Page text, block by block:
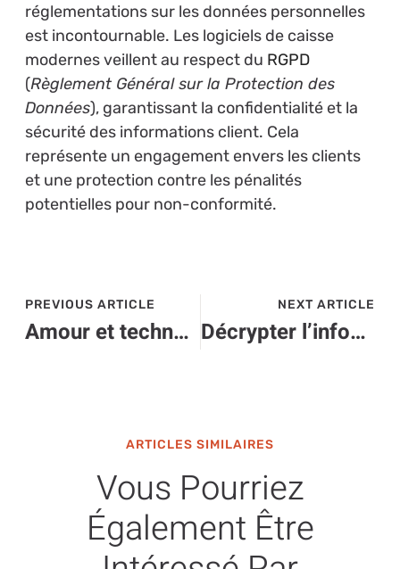
réglementations sur les données personnelles
est incontournable. Les logiciels de caisse
modernes veillent au respect du RGPD
(Règlement Général sur la Protection des
Données), garantissant la confidentialité et la
sécurité des informations client. Cela
représente un engagement envers les clients
et une protection contre les pénalités
potentielles pour non-conformité.
PREVIOUS ARTICLE
Amour et technologie : découvrez les bracelets magnétiques pour couples connectés
NEXT ARTICLE
Décrypter l’infogérance : la révolution discrète qui booste la performance des entreprises
ARTICLES SIMILAIRES
Vous Pourriez
Également Être